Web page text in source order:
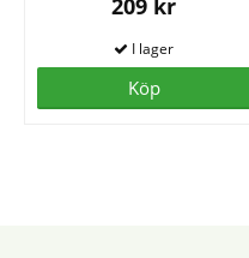
Köp